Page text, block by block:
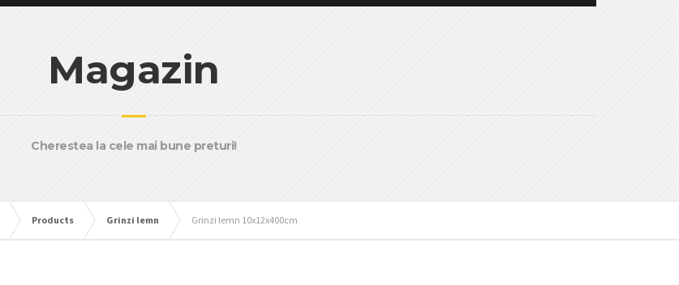
Magazin
Cherestea la cele mai bune preturi!
Products Grinzi lemn Grinzi lemn 10x12x400cm